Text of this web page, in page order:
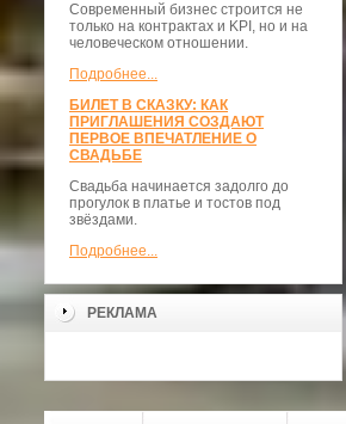
Современный бизнес строится не
только на контрактах и KPI, но и на
человеческом отношении.
Подробнее...
БИЛЕТ В СКАЗКУ: КАК
ПРИГЛАШЕНИЯ СОЗДАЮТ
ПЕРВОЕ ВПЕЧАТЛЕНИЕ О
СВАДЬБЕ
Свадьба начинается задолго до
прогулок в платье и тостов под
звёздами.
Подробнее...
РЕКЛАМА